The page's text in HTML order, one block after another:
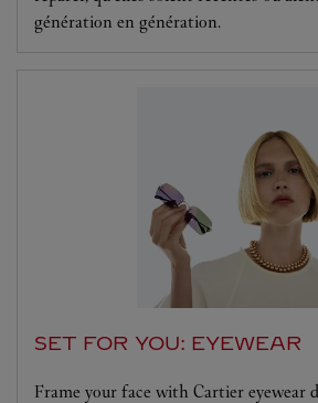
génération en génération.
SET FOR YOU: EYEWEAR
Frame your face with Cartier eyewear